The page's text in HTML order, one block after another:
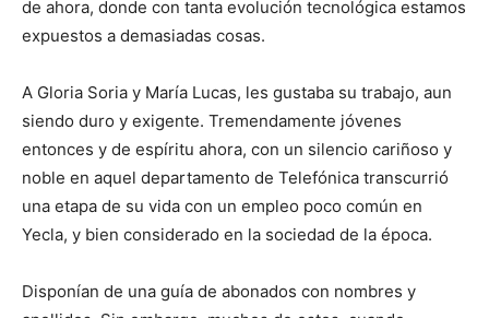
de ahora, donde con tanta evolución tecnológica estamos
expuestos a demasiadas cosas.
A Gloria Soria y María Lucas, les gustaba su trabajo, aun
siendo duro y exigente. Tremendamente jóvenes
entonces y de espíritu ahora, con un silencio cariñoso y
noble en aquel departamento de Telefónica transcurrió
una etapa de su vida con un empleo poco común en
Yecla, y bien considerado en la sociedad de la época.
Disponían de una guía de abonados con nombres y